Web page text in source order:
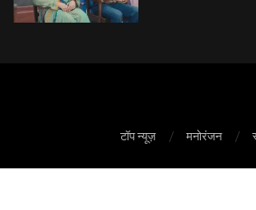
टॉप न्यूज़ मनोरंजन